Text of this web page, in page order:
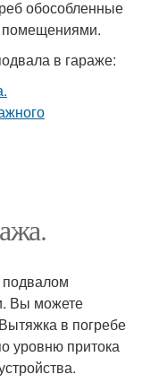
обособленные
помещениями.
в гараже:
подвалом
Вы можете
в погребе
уровню притока